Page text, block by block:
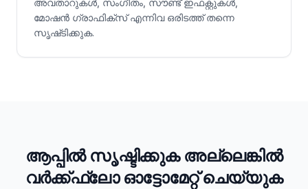
അവതാറുകൾ, സംഗീതം, സൗണ്ട് ഇഫക്റ്റുകൾ,
മോഷൻ ഗ്രാഫിക്സ് എന്നിവ ഒരിടത്ത് തന്നെ
സൃഷ്‌ടിക്കുക.
ആപ്പിൽ സൃഷ്ടിക്കുക അല്ലെങ്കിൽ
വർക്ക്ഫ്ലോ ഓട്ടോമേറ്റ് ചെയ്യുക